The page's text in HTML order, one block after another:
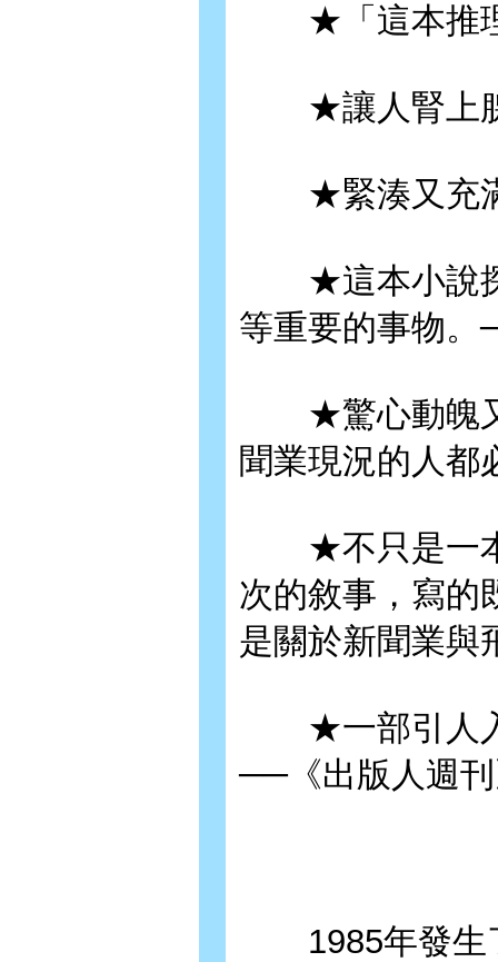
★「這本推理
★讓人腎上腺
★緊湊又充滿
★這本小說探
等重要的事物
★驚心動魄又
聞業現況的人
★不只是一本
次的敘事，寫的
是關於新聞業與
★一部引人入
──《出版人週
1985年發生